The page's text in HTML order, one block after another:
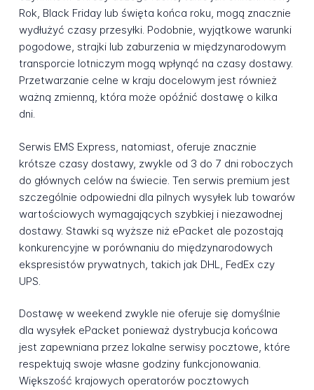
Rok, Black Friday lub święta końca roku, mogą znacznie
wydłużyć czasy przesyłki. Podobnie, wyjątkowe warunki
pogodowe, strajki lub zaburzenia w międzynarodowym
transporcie lotniczym mogą wpłynąć na czasy dostawy.
Przetwarzanie celne w kraju docelowym jest również
ważną zmienną, która może opóźnić dostawę o kilka
dni.
Serwis EMS Express, natomiast, oferuje znacznie
krótsze czasy dostawy, zwykle od 3 do 7 dni roboczych
do głównych celów na świecie. Ten serwis premium jest
szczególnie odpowiedni dla pilnych wysyłek lub towarów
wartościowych wymagających szybkiej i niezawodnej
dostawy. Stawki są wyższe niż ePacket ale pozostają
konkurencyjne w porównaniu do międzynarodowych
ekspresistów prywatnych, takich jak DHL, FedEx czy
UPS.
Dostawę w weekend zwykle nie oferuje się domyślnie
dla wysyłek ePacket ponieważ dystrybucja końcowa
jest zapewniana przez lokalne serwisy pocztowe, które
respektują swoje własne godziny funkcjonowania.
Większość krajowych operatorów pocztowych